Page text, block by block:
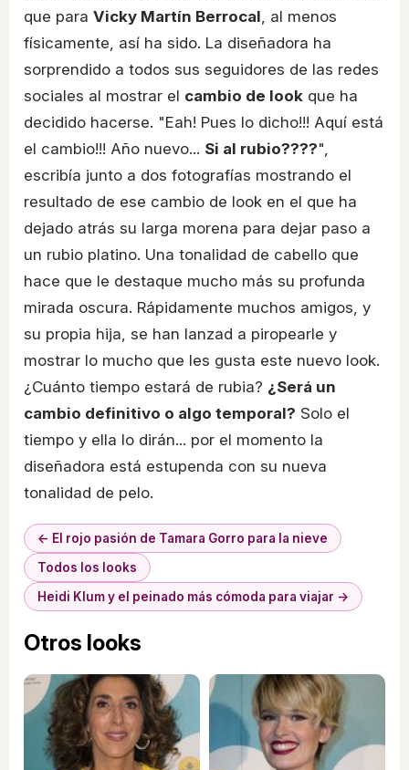
que para Vicky Martín Berrocal, al menos
físicamente, así ha sido. La diseñadora ha
sorprendido a todos sus seguidores de las redes
sociales al mostrar el cambio de look que ha
decidido hacerse. "Eah! Pues lo dicho!!! Aquí está
el cambio!!! Año nuevo... Si al rubio????",
escribía junto a dos fotografías mostrando el
resultado de ese cambio de look en el que ha
dejado atrás su larga morena para dejar paso a
un rubio platino. Una tonalidad de cabello que
hace que le destaque mucho más su profunda
mirada oscura. Rápidamente muchos amigos, y
su propia hija, se han lanzad a piropearle y
mostrar lo mucho que les gusta este nuevo look.
¿Cuánto tiempo estará de rubia? ¿Será un
cambio definitivo o algo temporal? Solo el
tiempo y ella lo dirán... por el momento la
diseñadora está estupenda con su nueva
tonalidad de pelo.
← El rojo pasión de Tamara Gorro para la nieve
Todos los looks
Heidi Klum y el peinado más cómoda para viajar →
Otros looks